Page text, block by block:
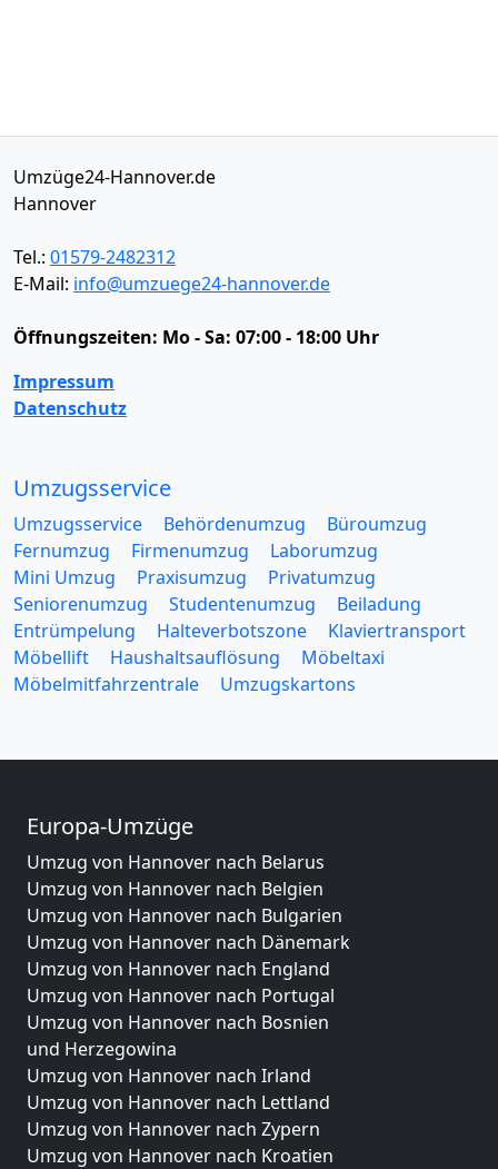
Umzüge24-Hannover.de
Hannover
Tel.: 01579-2482312
E-Mail: info@umzuege24-hannover.de
Öffnungszeiten: Mo - Sa: 07:00 - 18:00 Uhr
Impressum
Datenschutz
Umzugsservice
Umzugsservice Behördenumzug
Büroumzug
Fernumzug
Firmenumzug
Laborumzug
Mini Umzug
Praxisumzug
Privatumzug
Seniorenumzug
Studentenumzug
Beiladung
Entrümpelung
Halteverbotszone
Klaviertransport
Möbellift
Haushaltsauflösung
Möbeltaxi
Möbelmitfahrzentrale
Umzugskartons
Europa-Umzüge
Umzug von Hannover nach Belarus
Umzug von Hannover nach Belgien
Umzug von Hannover nach Bulgarien
Umzug von Hannover nach Dänemark
Umzug von Hannover nach England
Umzug von Hannover nach Portugal
Umzug von Hannover nach Bosnien
und Herzegowina
Umzug von Hannover nach Irland
Umzug von Hannover nach Lettland
Umzug von Hannover nach Zypern
Umzug von Hannover nach Kroatien